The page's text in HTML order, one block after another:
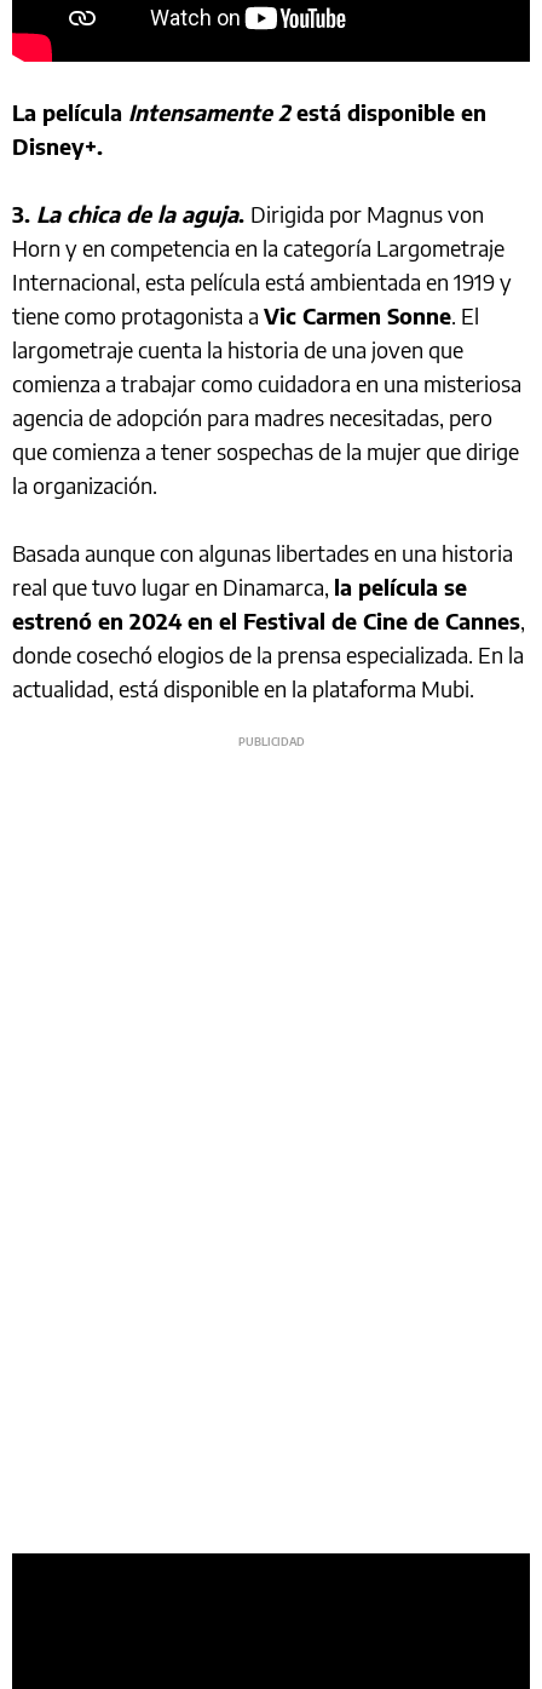
La película Intensamente 2está disponible en
Disney+.
3. La chica de la aguja. Dirigida por Magnus von
Horn y en competencia en la categoría Largometraje
Internacional, esta película está ambientada en 1919 y
tiene como protagonista a Vic Carmen Sonne. El
largometraje cuenta la historia de una joven que
comienza a trabajar como cuidadora en una misteriosa
agencia de adopción para madres necesitadas, pero
que comienza a tener sospechas de la mujer que dirige
la organización.
Basada aunque con algunas libertades en una historia
real que tuvo lugar en Dinamarca, la película se
estrenó en 2024 en el Festival de Cine de Cannes,
donde cosechó elogios de la prensa especializada. En la
actualidad, está disponible en la plataforma Mubi.